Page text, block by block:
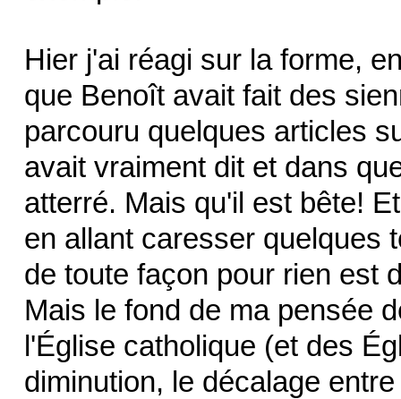
Hier j'ai réagi sur la forme,
que Benoît avait fait des
parcouru quelques articles
avait vraiment dit et dans
atterré. Mais qu'il est bête!
en allant caresser quelques
de toute façon pour rien est
Mais le fond de ma pensée
l'Église catholique (et des
diminution, le décalage